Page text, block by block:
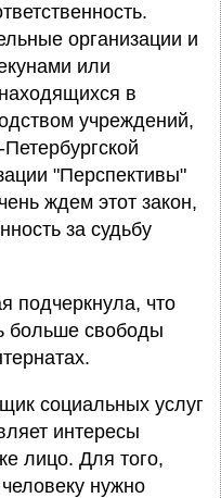
организации и
или
в
учреждений,
"Перспективы"
ждем этот закон,
за судьбу
подчеркнула, что
больше свободы
социальных услуг
интересы
лицо. Для того,
нужно